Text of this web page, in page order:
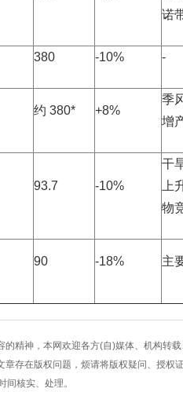
诺
380 -10% -
约 380* +8%
季
增
93.7 -10%
干
上
物
90 -18% 主
的精神，本网欢迎各方(自)媒体、机构转
章存在版权问题，烦请将版权疑问、授权
间核实、处理。